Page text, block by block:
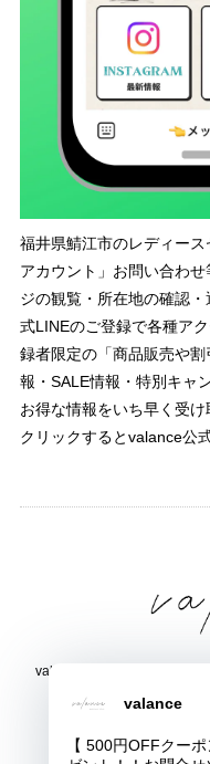
福井県鯖江市のレディー
アカウント」お問い合わ
ジの観覧・所在地の確認
式LINEのご登録で各種ア
録者限定の「商品販売や
報・SALE情報・特別キャ
お得な情報をいち早く受
クリックするとvalance公
valance 福井｜レディース
福井県